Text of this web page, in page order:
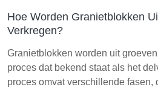
Hoe Worden Granietblokken
Verkregen?
Granietblokken worden uit
proces dat bekend staat als het
proces omvat verschillende fasen,